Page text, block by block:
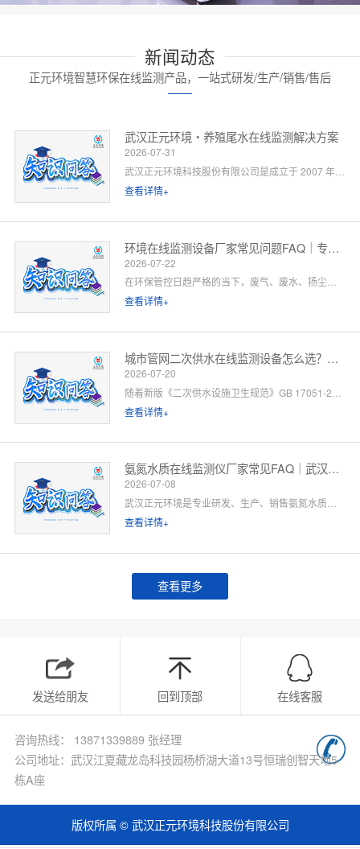
新闻动态
正元环境智慧环保在线监测产品，一站式研发/生产/销售/售后
武汉正元环境・养殖尾水在线监测解决方案
2026-07-31
查看详情+
环境在线监测设备厂家常见问题FAQ｜专业厂家答疑解惑
2026-07-22
在环保管控日趋严格的当下，废气、废水、扬尘、噪声等环境在线监测设备已成为工矿企业、园区、市政工程必备的合规配套设施。很多客户在选型、合作、安装运维过程中，常会遇到厂家资质、设备精度、数据联网、售后保障等各类问题。 作为专业环境在线监测设备源头厂家，我们深耕环境监测领域多年，拥有自主研发、生产、销售、运维全链条服务能力。下面针对行业高频咨询问题，整理系统化FAQ答疑，一站式解决您的合作与选型顾虑。 一、厂家实力与资质相关问题
查看详情+
城市管网二次供水在线监测设备怎么选？水务单位高频 FAQ
2026-07-20
查看详情+
氨氮水质在线监测仪厂家常见FAQ｜武汉正元环境专业解答
2026-07-08
查看详情+
查看更多
发送给朋友 回到顶部 在线客服
咨询热线： 13871339889 张经理
公司地址：武汉江夏藏龙岛科技园杨桥湖大道13号恒瑞创智天地5
栋A座
版权所属 © 武汉正元环境科技股份有限公司